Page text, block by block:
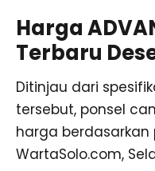
Harga
Terbaru
Ditinjau dari
tersebut, ponsel
harga
WartaSolo.com,